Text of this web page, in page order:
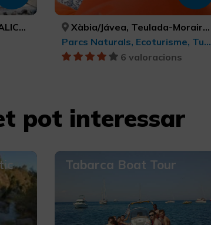
Xàbia/Jávea, Teulada-Moraira, Poble Nou de Benitatxell, el/ Benitachell, Dénia, ALACANT/ALICANTE, ALACANT/ALICANTE, ALACANT/ALICANTE, ALACANT/ALICANTE
Parcs Naturals, Ecoturisme, Turisme actiu-aventura, Turisme esportiu
6 valoracions
pot interessar
Tabarca Boat Tour